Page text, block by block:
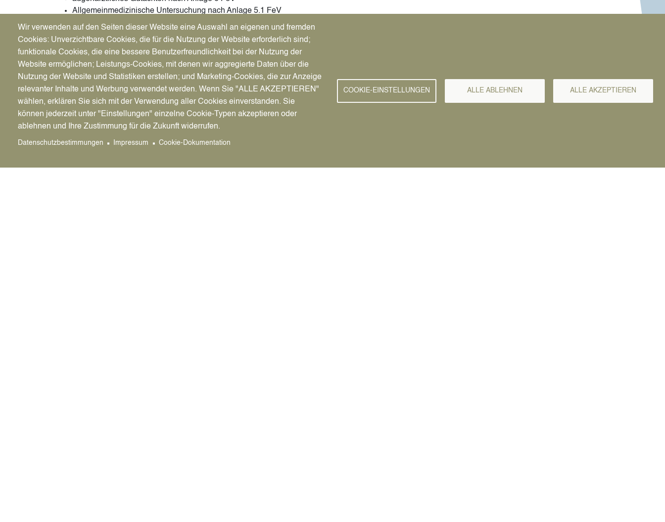
Allgemeinmedizinische Untersuchung nach Anlage 5.1 FeV
Leistungs-/Reaktionstest nach Anlage 5.2 FeV
Zusätzlichfür die D-Klassen:
Behördliches Führungszeugnis (erstellt die Stadtverwaltung Datteln)
Die Antragsvoraussetzungen sind im Wesentlichen identisch.
Lediglich die Erste-Hilfe-Schulung muss nicht erneut nachgewiesen werden,
Wir verwenden auf den Seiten dieser Website eine Auswahl an eigenen und fremden
Cookies: Unverzichtbare Cookies, die für die Nutzung der Website erforderlich sind;
funktionale Cookies, die eine bessere Benutzerfreundlichkeit bei der Nutzung der
Website ermöglichen; Leistungs-Cookies, mit denen wir aggregierte Daten über die
Nutzung der Website und Statistiken erstellen; und Marketing-Cookies, die zur Anzeige
relevanter Inhalte und Werbung verwendet werden. Wenn Sie "ALLE AKZEPTIEREN"
wählen, erklären Sie sich mit der Verwendung aller Cookies einverstanden. Sie
können jederzeit unter "Einstellungen" einzelne Cookie-Typen akzeptieren oder
ablehnen und Ihre Zustimmung für die Zukunft widerrufen.
Datenschutzbestimmungen Impressum Cookie-Dokumentation
COOKIE-EINSTELLUNGEN ALLE ABLEHNEN ALLE AKZEPTIEREN